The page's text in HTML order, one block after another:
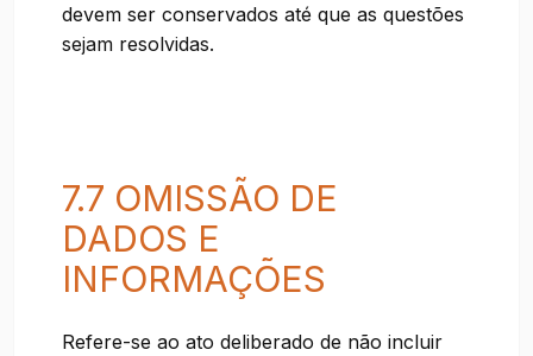
devem ser conservados até que as questões
sejam resolvidas.
7.7 OMISSÃO DE
DADOS E
INFORMAÇÕES
Refere-se ao ato deliberado de não incluir